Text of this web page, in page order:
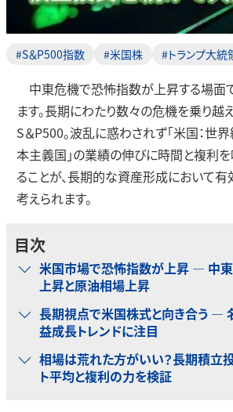
#S＆P500指数 #米国株 #トランプ大統
中東危機で恐怖指数が上昇する場面
ます。長期にわたり数々の危機を乗り越
S＆P500。波乱に惑わされず「米国：世
本主義国」の業績の伸びに時間と複利
ることが、長期的な資産形成において
考えられます。
目次
米国市場で恐怖指数が上昇 ― 中
上昇と原油相場上昇
長期視点で米国株式と向き合う ―
益成長トレンドに注目
相場は荒れた方がいい？長期積立
ト平均と複利の力を検証